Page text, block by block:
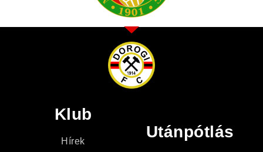
Klub
Hírek
Utánpótlás